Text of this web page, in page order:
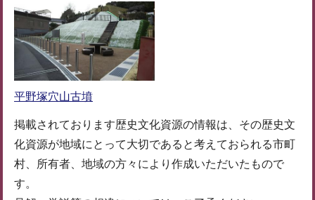
平野塚穴山古墳
掲載されております歴史文化資源の情報は、その歴史文
化資源が地域にとって大切であると考えておられる市町
村、所有者、地域の方々により作成いただいたもので
す。